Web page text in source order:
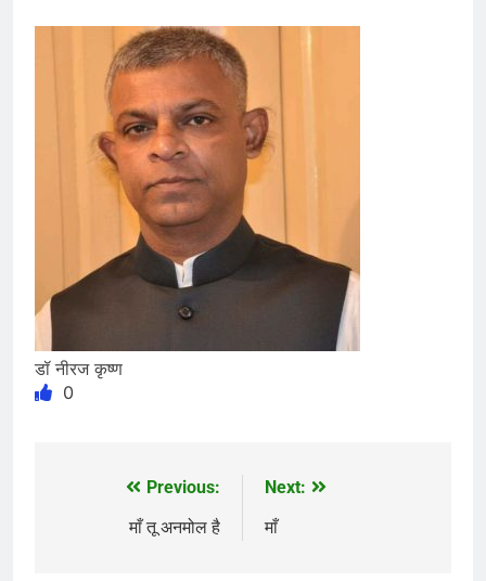
डॉ नीरज कृष्ण
0
navigation
Previous:
माँ तू अनमोल है
Next:
माँ